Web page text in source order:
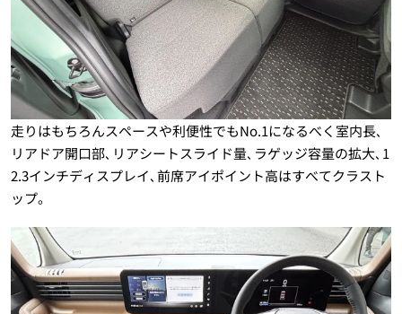
走りはもちろんスペースや利便性でもNo.1になるべく室内長､
リアドア開口部､リアシートスライド量､ラゲッジ容量の拡大､1
2.3インチディスプレイ､前席アイポイント高はすべてクラスト
ップ。